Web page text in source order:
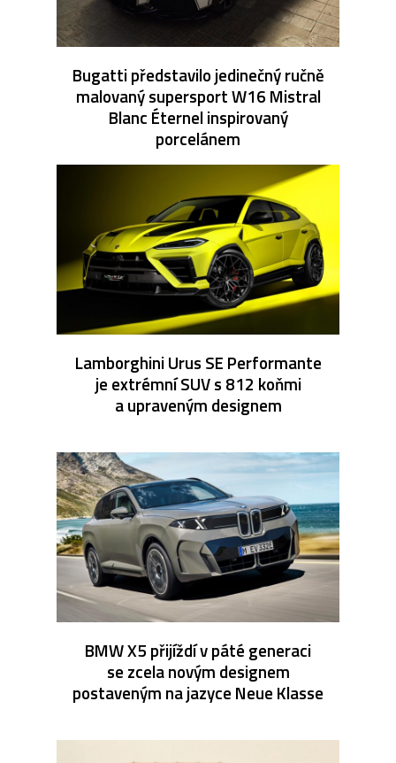
Bugatti představilo jedinečný ručně
malovaný supersport W16 Mistral
Blanc Éternel inspirovaný
porcelánem
Lamborghini Urus SE Performante
je extrémní SUV s 812 koňmi
a upraveným designem
BMW X5 přijíždí v páté generaci
se zcela novým designem
postaveným na jazyce Neue Klasse